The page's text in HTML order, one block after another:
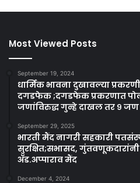
Most Viewed Posts
September 19, 2024
धार्मिक भावना दुखावल्या
दगडफेक ;दगडफेक प्रकरणात
जणांविरुद्ध गुन्हे दाखल तर ९
September 29, 2025
भारती मैंद नागरी सहकारी
सुरक्षित;सभासद,
ॲड.अप्पाराव मैंद
December 4, 2024